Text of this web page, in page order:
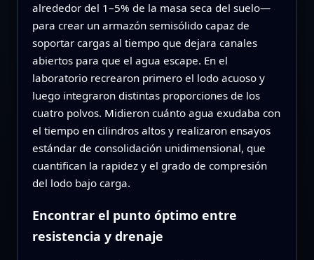
alrededor del 1–5% de la masa seca del suelo—
para crear un armazón semisólido capaz de
soportar cargas al tiempo que dejara canales
abiertos para que el agua escape. En el
laboratorio recrearon primero el lodo acuoso y
luego integraron distintas proporciones de los
cuatro polvos. Midieron cuánto agua exudaba con
el tiempo en cilindros altos y realizaron ensayos
estándar de consolidación unidimensional, que
cuantifican la rapidez y el grado de compresión
del lodo bajo carga.
Encontrar el punto óptimo entre
resistencia y drenaje